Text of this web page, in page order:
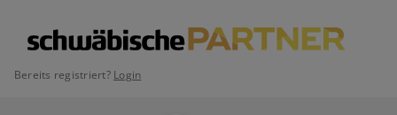
Bereits registriert? Login